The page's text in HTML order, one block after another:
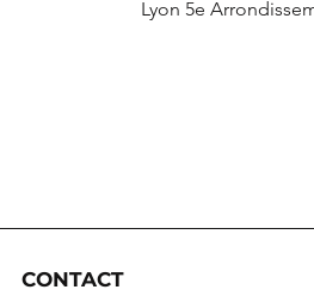
Lyon 5e
CONTACT